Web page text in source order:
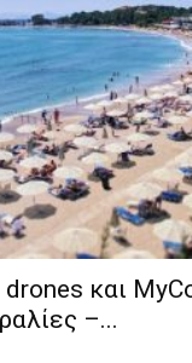
drones και
–...